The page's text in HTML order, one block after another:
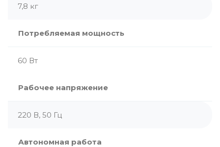
7,8 кг
Потребляемая мощность
60 Вт
Рабочее напряжение
220 В, 50 Гц
Автономная работа